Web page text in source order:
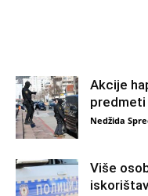
Akcije
predmeti
Nedžida
Više